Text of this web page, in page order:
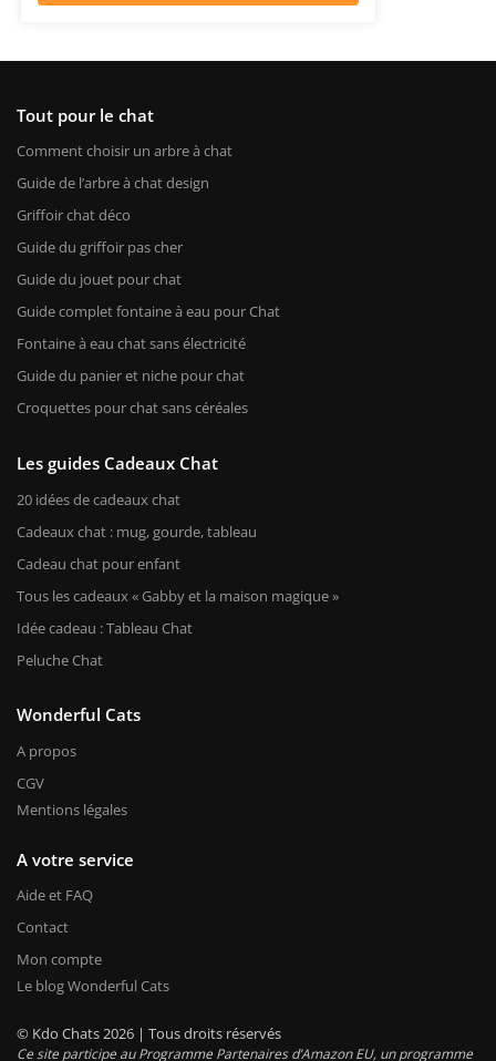
Tout pour le chat
Comment choisir un arbre à chat
Guide de l’arbre à chat design
Griffoir chat déco
Guide du griffoir pas cher
Guide du jouet pour chat
Guide complet fontaine à eau pour Chat
Fontaine à eau chat sans électricité
Guide du panier et niche pour chat
Croquettes pour chat sans céréales
Les guides Cadeaux Chat
20 idées de cadeaux chat
Cadeaux chat : mug, gourde, tableau
Cadeau chat pour enfant
Tous les cadeaux « Gabby et la maison magique »
Idée cadeau : Tableau Chat
Peluche Chat
Wonderful Cats
A propos
CGV
Mentions légales
A votre service
Aide et FAQ
Contact
Mon compte
Le blog Wonderful Cats
© Kdo Chats 2026 | Tous droits réservés
Ce site participe au Programme Partenaires d’Amazon EU, un programme